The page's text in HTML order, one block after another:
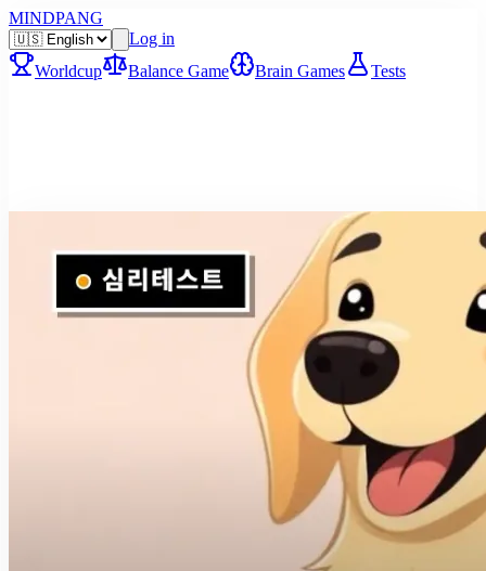
MINDPANG
Log in
Worldcup
Balance Game Brain Games Tests